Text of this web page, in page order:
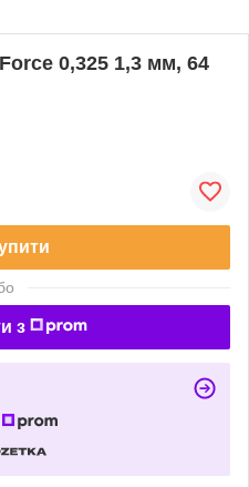
0,325 1,3 мм, 64
з